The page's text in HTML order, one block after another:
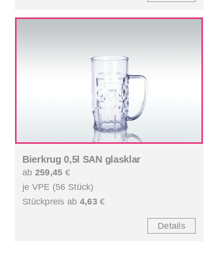
Bierkrug 0,5l SAN glasklar
ab 259,45 €
je VPE (56 Stück)
Stückpreis ab 4,63€
Details